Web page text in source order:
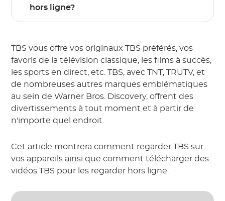
hors ligne?
TBS vous offre vos originaux TBS préférés, vos
favoris de la télévision classique, les films à succès,
les sports en direct, etc. TBS, avec TNT, TRUTV, et
de nombreuses autres marques emblématiques
au sein de Warner Bros. Discovery, offrent des
divertissements à tout moment et à partir de
n'importe quel endroit.
Cet article montrera comment regarder TBS sur
vos appareils ainsi que comment télécharger des
vidéos TBS pour les regarder hors ligne.